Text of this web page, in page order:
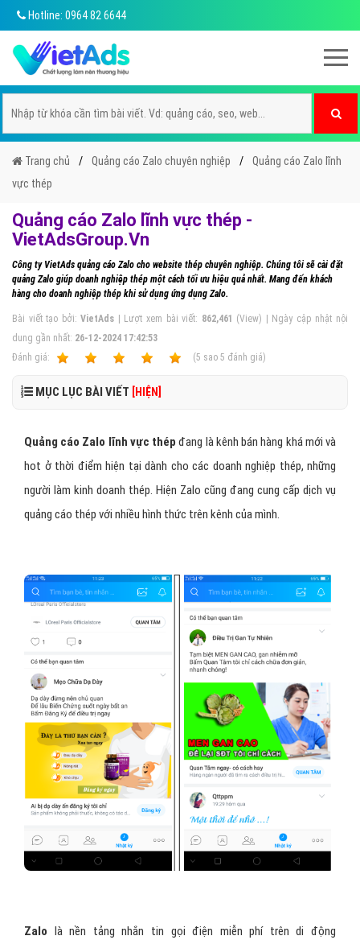
Hotline: 0964 82 6644
Trang chủ Quảng cáo Zalo chuyên nghiệp
Quảng cáo Zalo lĩnh
vực thép
Quảng cáo Zalo lĩnh vực thép -
VietAdsGroup.Vn
Công ty VietAds quảng cáo Zalo cho website thép chuyên nghiệp. Chúng tôi sẽ cài đặt
quảng Zalo giúp doanh nghiệp thép một cách tối ưu hiệu quả nhất. Mang đến khách
hàng cho doanh nghiệp thép khi sử dụng ứng dụng Zalo.
Bài viết tạo bởi:VietAds | Lượt xem bài viết: 862,461 (View) | Ngày cập nhật nội
dung gần nhất: 26-12-2024 17:42:53
Ðánh giá:
(5 sao 5 đánh giá)
MỤC LỤC BÀI VIẾT [HIỆN]
Quảng cáo Zalo lĩnh vực thép đang là kênh bán hàng khá mới và
hot ở thời điểm hiện tại dành cho các doanh nghiệp thép, những
người làm kinh doanh thép. Hiện Zalo cũng đang cung cấp dịch vụ
quảng cáo thép với nhiều hình thức trên kênh của mình.
Zalo là nền tảng nhắn tin gọi điện miễn phí trên di động